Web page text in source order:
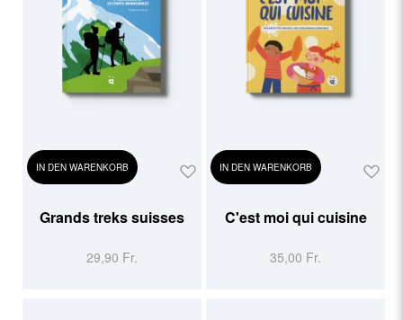
IN DEN WARENKORB
Grands treks suisses
29,90 Fr.
IN DEN WARENKORB
C'est moi qui cuisine
35,00 Fr.